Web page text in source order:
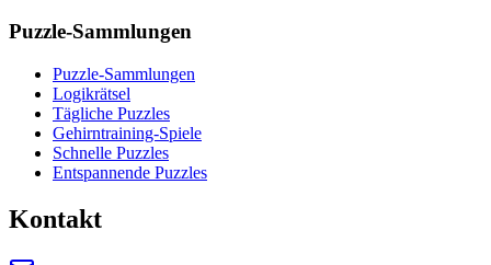
Puzzle-Sammlungen
Puzzle-Sammlungen
Logikrätsel
Tägliche Puzzles
Gehirntraining-Spiele
Schnelle Puzzles
Entspannende Puzzles
Kontakt